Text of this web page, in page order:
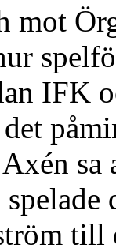
mot
IFK
sa
till